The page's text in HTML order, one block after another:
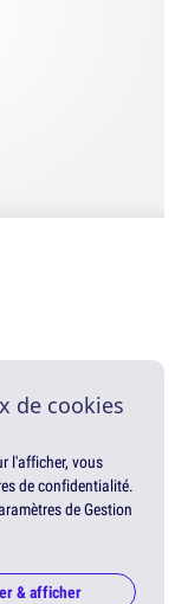
de cookies
l'afficher, vous
de confidentialité.
de Gestion
& afficher